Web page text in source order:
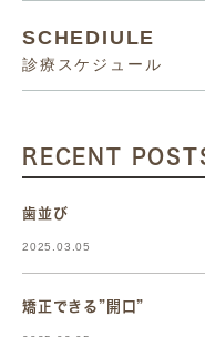
SCHEDIULE
診療スケジュール
RECENT
歯並び
2025.03.05
矯正できる”開口”